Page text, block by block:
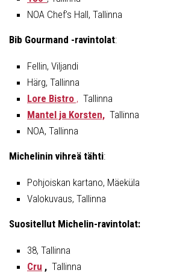
NOA Chef’s Hall, Tallinna
Bib Gourmand -ravintolat:
Fellin, Viljandi
Härg, Tallinna
Lore Bistro , Tallinna
Mantel ja Korsten, Tallinna
NOA, Tallinna
Michelinin vihreä tähti:
Pohjoiskan kartano, Mäeküla
Valokuvaus, Tallinna
Suositellut Michelin-ravintolat:
38, Tallinna
Cru , Tallinna